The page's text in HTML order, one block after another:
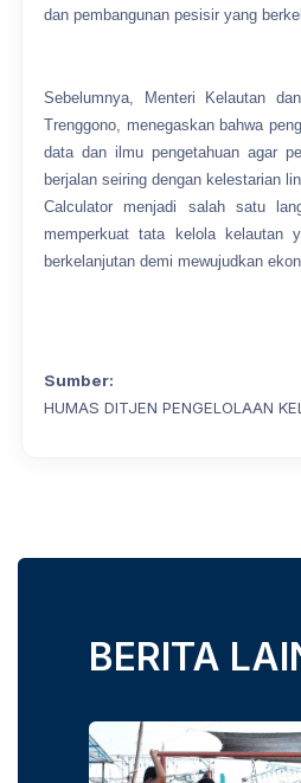
dan pembangunan pesisir yang
Sebelumnya, Menteri Kelautan
Trenggono, menegaskan bahwa
data dan ilmu pengetahuan agar
berjalan seiring dengan kelestarian
Calculator menjadi salah satu
memperkuat tata kelola kelautan
berkelanjutan demi mewujudkan
Sumber:
HUMAS DITJEN PENGELOLAAN
BERITA